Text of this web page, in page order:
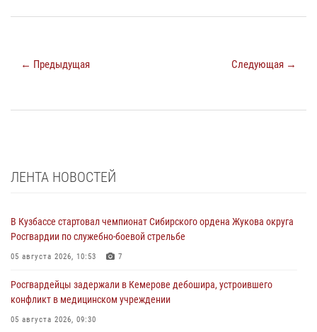
← Предыдущая Следующая →
ЛЕНТА НОВОСТЕЙ
В Кузбассе стартовал чемпионат Сибирского ордена Жукова округа
Росгвардии по служебно-боевой стрельбе
05 августа 2026, 10:53 7
Росгвардейцы задержали в Кемерове дебошира, устроившего
конфликт в медицинском учреждении
05 августа 2026, 09:30